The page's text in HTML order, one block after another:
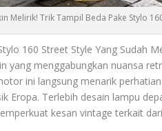
Melirik! Trik Tampil Beda Pake Stylo
160 Street Style Yang Sudah
yang menggabungkan nuansa
ini langsung menarik
Eropa. Terlebih desain lampu
kesan vintage terkait